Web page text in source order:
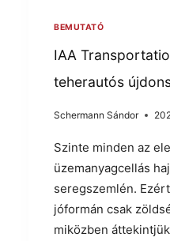
BEMUTATÓ
IAA
teherautós
Schermann Sándor
Szinte minden az
üzemanyagcellás
seregszemlén.
jóformán csak
miközben